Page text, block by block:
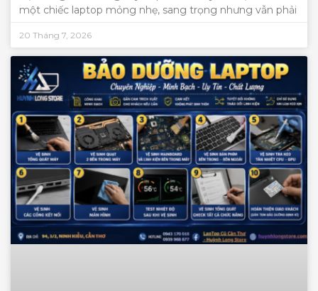
một chiếc laptop mỏng nhẹ, sang trọng nhưng vẫn phải
20 Tháng 7, 2026